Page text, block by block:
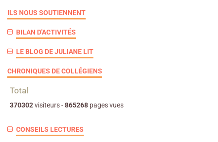
ILS NOUS SOUTIENNENT
BILAN D'ACTIVITÉS
LE BLOG DE JULIANE LIT
CHRONIQUES DE COLLÉGIENS
Total
370302visiteurs -865268 pages vues
CONSEILS LECTURES